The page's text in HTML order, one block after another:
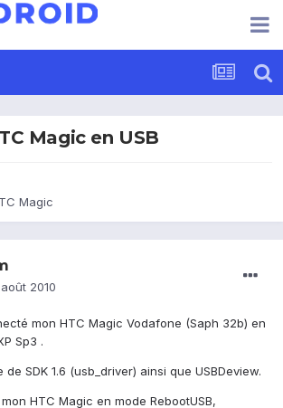
Magic en USB
Magic
2010
mon HTC Magic Vodafone (Saph 32b) en
Sp3 .
SDK 1.6 (usb_driver) ainsi que USBDeview.
HTC Magic en mode RebootUSB,